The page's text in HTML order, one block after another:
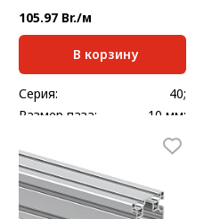
105.97 Br./м
В корзину
Серия:
40;
Размер паза:
10 мм;
мм:
40х80
Стандартная длина,
мм:
Масса, кг/м:
2,638